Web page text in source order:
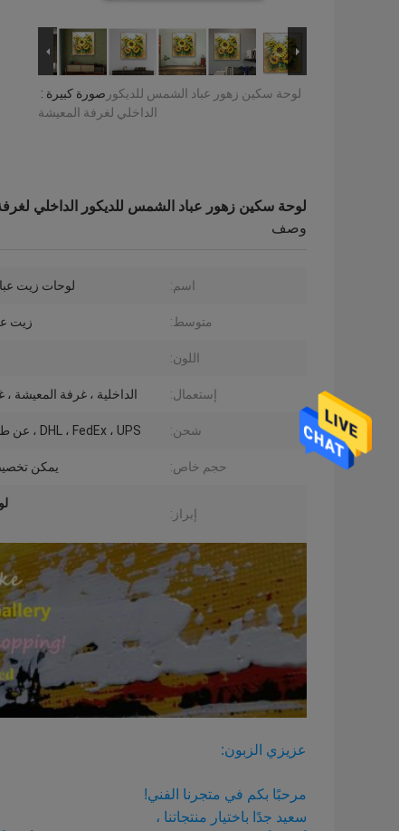
صورة كبيرة : لوحة سكين زهور عباد الشمس للديكور
الداخلي لغرفة المعيشة
لوحة سكين زهور عباد الشمس للديكور الداخلي
وصف
اسم: لوحات زيت
متوسط: زيت
اللون:
إستعمال: الداخلية ، غرفة المعيشة ،
شحن: DHL ، FedEx ، UPS ، عن طريق البحر
حجم خاص: يمكن
إبراز:
عزيزي الزبون:
مرحبًا بكم في متجرنا الفني!
سعيد جدًا باختيار منتجاتنا ،